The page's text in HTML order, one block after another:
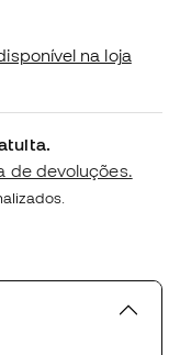
na loja
de devoluções.